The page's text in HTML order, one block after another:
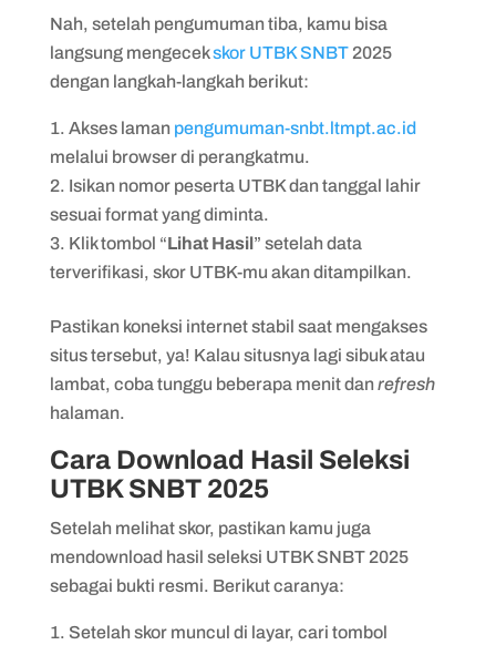
Nah, setelah pengumuman tiba, kamu bisa
langsung mengecekskor UTBK SNBT2025
dengan langkah-langkah berikut:
Akses laman pengumuman-snbt.ltmpt.ac.id
melalui browser di perangkatmu.
Isikan nomor peserta UTBK dan tanggal lahir
sesuai format yang diminta.
Klik tombol “Lihat Hasil” setelah data
terverifikasi, skor UTBK-mu akan ditampilkan.
Pastikan koneksi internet stabil saat mengakses
situs tersebut, ya! Kalau situsnya lagi sibuk atau
lambat, coba tunggu beberapa menit danrefresh
halaman.
Cara Download Hasil Seleksi
UTBK SNBT 2025
Setelah melihat skor, pastikan kamu juga
mendownload hasil seleksi UTBK SNBT 2025
sebagai bukti resmi. Berikut caranya:
Setelah skor muncul di layar, cari tombol